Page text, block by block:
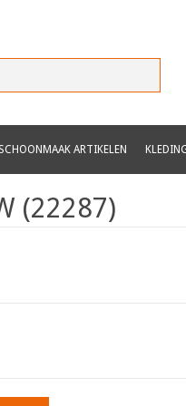
ARTIKELEN
(22287)